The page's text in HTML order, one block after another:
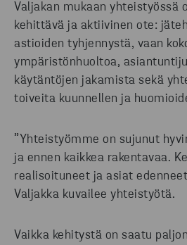
Valjakan mukaan yhteistyössä
kehittävä ja aktiivinen ote:
astioiden tyhjennystä, vaan
ympäristönhuoltoa,
käytäntöjen jakamista sekä
toiveita kuunnellen ja
”Yhteistyömme on sujunut
ja ennen kaikkea rakentavaa.
realisoituneet ja asiat
Valjakka kuvailee yhteistyötä.
Vaikka kehitystä on saatu